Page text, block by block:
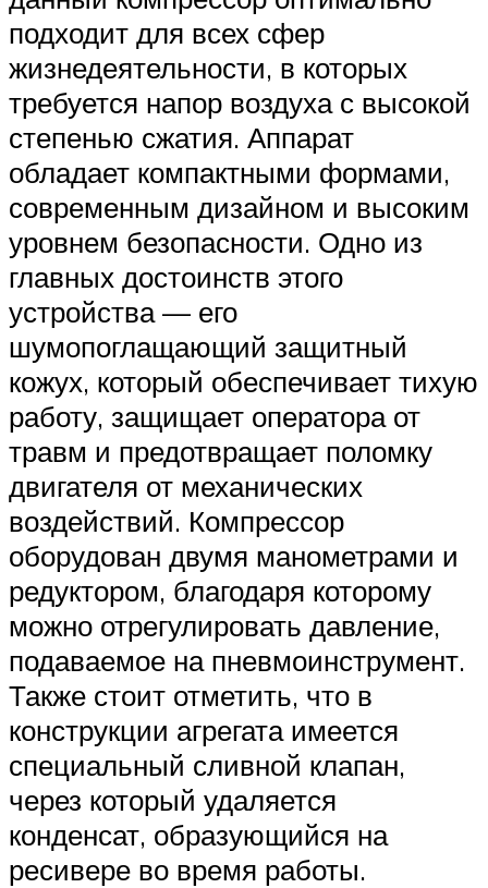
подходит для всех сфер
жизнедеятельности, в которых
требуется напор воздуха с высокой
степенью сжатия. Аппарат
обладает компактными формами,
современным дизайном и высоким
уровнем безопасности. Одно из
главных достоинств этого
устройства — его
шумопоглащающий защитный
кожух, который обеспечивает тихую
работу, защищает оператора от
травм и предотвращает поломку
двигателя от механических
воздействий. Компрессор
оборудован двумя манометрами и
редуктором, благодаря которому
можно отрегулировать давление,
подаваемое на пневмоинструмент.
Также стоит отметить, что в
конструкции агрегата имеется
специальный сливной клапан,
через который удаляется
конденсат, образующийся на
ресивере во время работы.